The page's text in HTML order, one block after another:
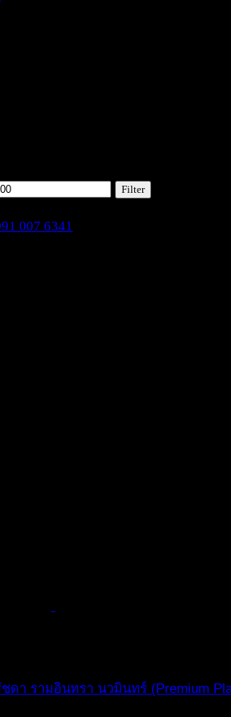
007 6341
Filter
า รามอินทรา นวมินทร์ (Premium